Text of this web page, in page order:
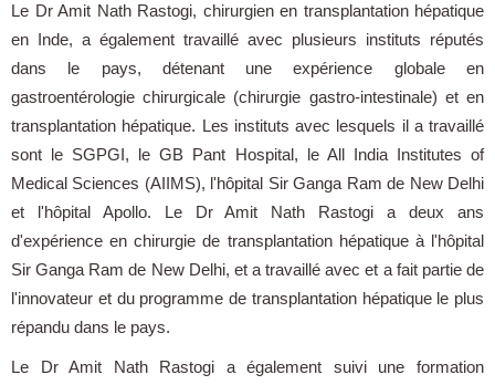
Le Dr Amit Nath Rastogi, chirurgien en transplantation hépatique
en Inde, a également travaillé avec plusieurs instituts réputés
dans le pays, détenant une expérience globale en
gastroentérologie chirurgicale (chirurgie gastro-intestinale) et en
transplantation hépatique. Les instituts avec lesquels il a travaillé
sont le SGPGI, le GB Pant Hospital, le All India Institutes of
Medical Sciences (AIIMS), l'hôpital Sir Ganga Ram de New Delhi
et l'hôpital Apollo. Le Dr Amit Nath Rastogi a deux ans
d'expérience en chirurgie de transplantation hépatique à l'hôpital
Sir Ganga Ram de New Delhi, et a travaillé avec et a fait partie de
l'innovateur et du programme de transplantation hépatique le plus
répandu dans le pays.
Le Dr Amit Nath Rastogi a également suivi une formation